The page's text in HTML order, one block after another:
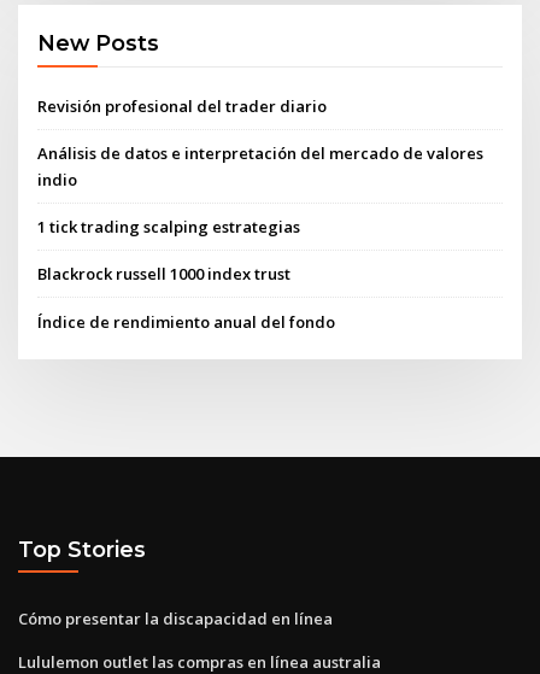
New Posts
Revisión profesional del trader diario
Análisis de datos e interpretación del mercado de valores
indio
1 tick trading scalping estrategias
Blackrock russell 1000 index trust
Índice de rendimiento anual del fondo
Top Stories
Cómo presentar la discapacidad en línea
Lululemon outlet las compras en línea australia